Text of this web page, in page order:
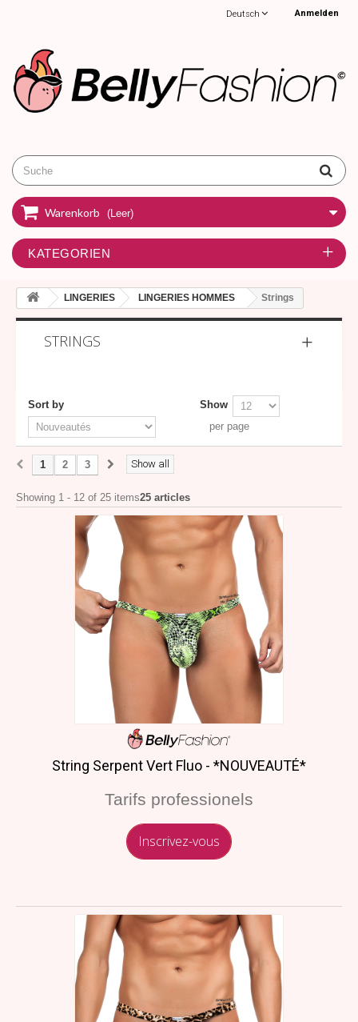
Anmelden
Deutsch
Warenkorb (Leer)
KATEGORIEN
LINGERIES LINGERIES HOMMES Strings
STRINGS
Sort by
Show
per page
Show all
1 2 3
Showing 1 - 12 of 25 items25 articles
String Serpent Vert Fluo - *NOUVEAUTÉ*
Tarifs professionels
Inscrivez-vous